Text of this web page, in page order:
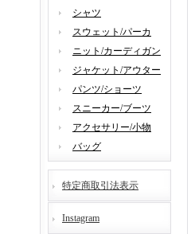
シャツ
スウェット/パーカ
ニット/カーディガン
ジャケット/アウター
パンツ/ショーツ
スニーカー/ブーツ
アクセサリー/小物
バッグ
特定商取引法表示
Instagram